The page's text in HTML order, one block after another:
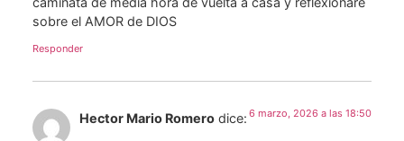
sobre el AMOR de DIOS
Responder
Hector Mario Romero dice: 6 marzo, 2026 a las 18:50